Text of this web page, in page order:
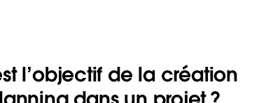
l’objectif de la création